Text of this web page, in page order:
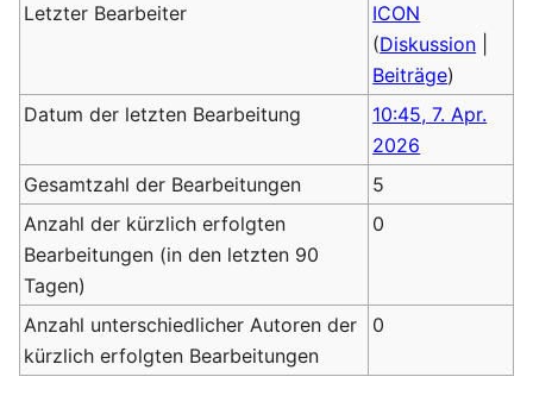
Letzter Bearbeiter
ICON
(Diskussion
Beiträge)
Datum der letzten Bearbeitung
10:45, 7. Apr.
2026
Gesamtzahl der Bearbeitungen
5
Anzahl der kürzlich erfolgten
Bearbeitungen (in den letzten 90
Tagen)
0
Anzahl unterschiedlicher Autoren der
kürzlich erfolgten Bearbeitungen
0